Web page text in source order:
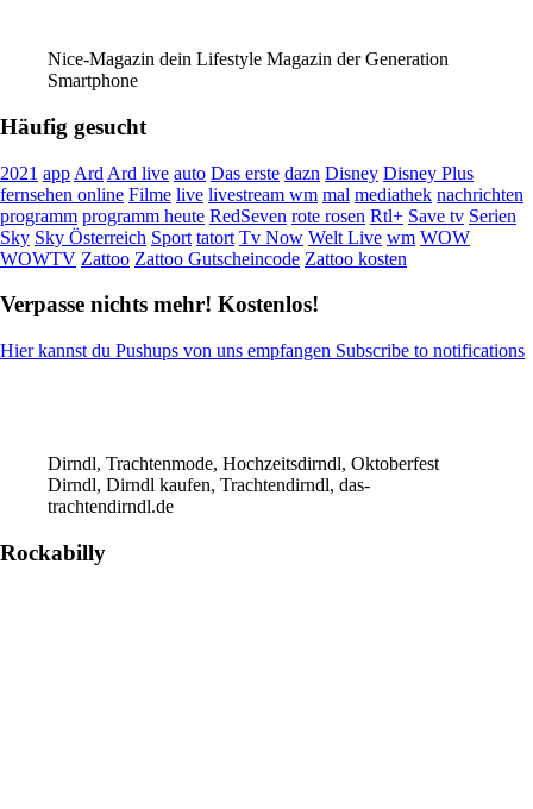
Nice-Magazin dein Lifestyle Magazin der Generation
Smartphone
Häufig gesucht
2021 app Ard Ard live auto Das erste dazn Disney Disney Plus
fernsehen online Filme live livestream wm mal mediathek nachrichten
programm programm heute RedSeven rote rosen Rtl+ Save tv Serien
Sky Sky Österreich Sport tatort Tv Now Welt Live wm WOW
WOWTV Zattoo Zattoo Gutscheincode Zattoo kosten
Verpasse nichts mehr! Kostenlos!
Hier kannst du Pushups von uns empfangen Subscribe to notifications
Dirndl, Trachtenmode, Hochzeitsdirndl, Oktoberfest
Dirndl, Dirndl kaufen, Trachtendirndl, das-
trachtendirndl.de
Rockabilly